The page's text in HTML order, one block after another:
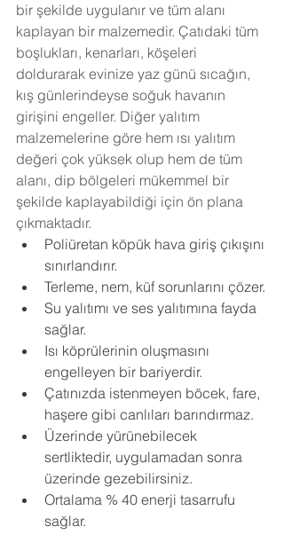
bir şekilde uygulanır ve tüm alanı
kaplayan bir malzemedir. Çatıdaki tüm
boşlukları, kenarları, köşeleri
doldurarak evinize yaz günü sıcağın,
kış günlerindeyse soğuk havanın
girişini engeller. Diğer yalıtım
malzemelerine göre hem ısı yalıtım
değeri çok yüksek olup hem de tüm
alanı, dip bölgeleri mükemmel bir
şekilde kaplayabildiği için ön plana
çıkmaktadır.
Poliüretan köpük hava giriş çıkışını
sınırlandırır.
Terleme, nem, küf sorunlarını çözer.
Su yalıtımı ve ses yalıtımına fayda
sağlar.
Isı köprülerinin oluşmasını
engelleyen bir bariyerdir.
Çatınızda istenmeyen böcek, fare,
haşere gibi canlıları barındırmaz.
Üzerinde yürünebilecek
sertliktedir, uygulamadan sonra
üzerinde gezebilirsiniz.
Ortalama % 40 enerji tasarrufu
sağlar.